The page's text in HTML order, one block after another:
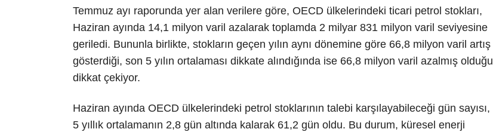
Temmuz ayı raporunda yer alan verilere göre, OECD ülkelerindeki ticari petrol stokları,
Haziran ayında 14,1 milyon varil azalarak toplamda 2 milyar 831 milyon varil seviyesine
geriledi. Bununla birlikte, stokların geçen yılın aynı dönemine göre 66,8 milyon varil artış
gösterdiği, son 5 yılın ortalaması dikkate alındığında ise 66,8 milyon varil azalmış olduğu
dikkat çekiyor.
Haziran ayında OECD ülkelerindeki petrol stoklarının talebi karşılayabileceği gün sayısı,
5 yıllık ortalamanın 2,8 gün altında kalarak 61,2 gün oldu. Bu durum, küresel enerji